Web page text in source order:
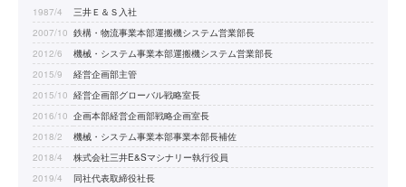
1987/4
三井Ｅ＆Ｓ入社
2007/10 鉄構・物流事業本部運搬機システム営業部長
2012/6
機械・システム事業本部運搬機システム営業部長
2015/9
経営企画部主管
2015/10 経営企画部グローバル戦略室長
2016/10 企画本部経営企画部戦略企画室長
2018/2
機械・システム事業本部事業本部長補佐
2018/4
株式会社三井E&Sマシナリー執行役員
2019/4
同社代表取締役社長